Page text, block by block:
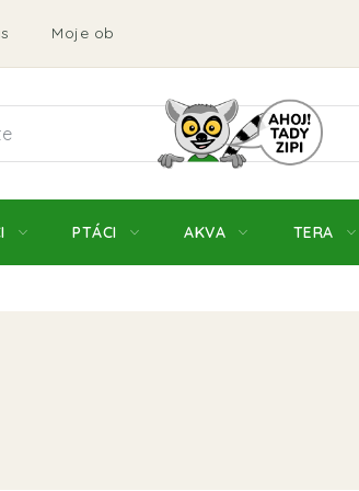
Moje objednávka Obchodní
PTÁCI AKVA TERA